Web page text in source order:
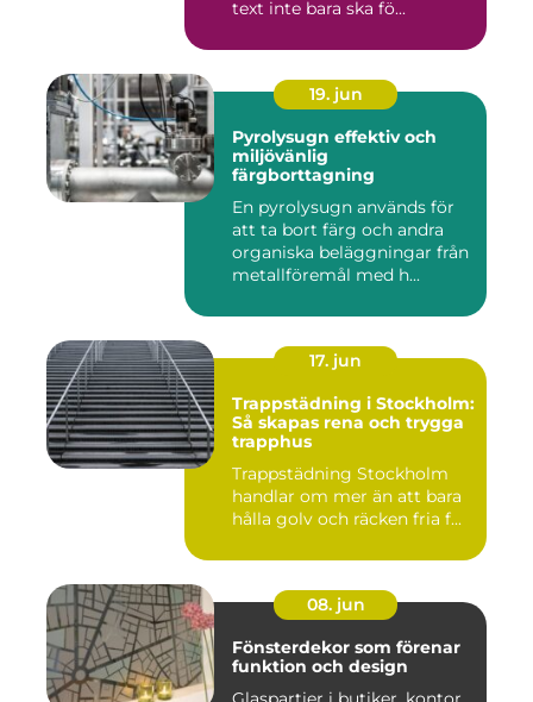
text inte bara ska fö...
19. jun
Pyrolysugn effektiv och
miljövänlig
färgborttagning
En pyrolysugn används för
att ta bort färg och andra
organiska beläggningar från
metallföremål med h...
17. jun
Trappstädning i Stockholm:
Så skapas rena och trygga
trapphus
Trappstädning Stockholm
handlar om mer än att bara
hålla golv och räcken fria f...
08. jun
Fönsterdekor som förenar
funktion och design